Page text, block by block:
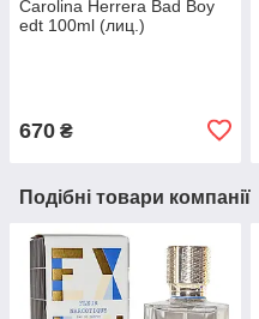
Carolina Herrera Bad Boy
edt 100ml (лиц.)
670 ₴
Подібні товари компанії